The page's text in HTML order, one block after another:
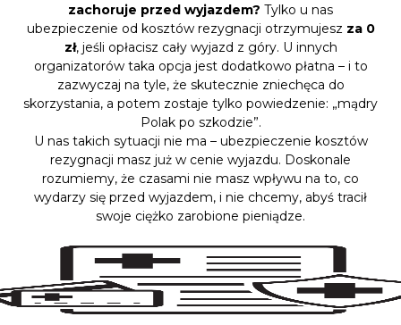
zachoruje przed wyjazdem? Tylko u nas
ubezpieczenie od kosztów rezygnacji otrzymujesz za 0
zł, jeśli opłacisz cały wyjazd z góry. U innych
organizatorów taka opcja jest dodatkowo płatna – i to
zazwyczaj na tyle, że skutecznie zniechęca do
skorzystania, a potem zostaje tylko powiedzenie: „mądry
Polak po szkodzie”.
U nas takich sytuacji nie ma – ubezpieczenie kosztów
rezygnacji masz już w cenie wyjazdu. Doskonale
rozumiemy, że czasami nie masz wpływu na to, co
wydarzy się przed wyjazdem, i nie chcemy, abyś tracił
swoje ciężko zarobione pieniądze.